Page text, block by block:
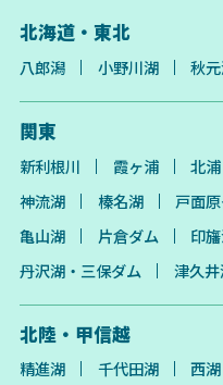
北海道・東北
八郎潟 小野川湖 秋
関東
新利根川 霞ヶ浦 北浦
神流湖
榛名湖 戸面
亀山湖
片倉ダム 印
丹沢湖・三保ダム
津久
北陸・甲信越
精進湖 千代田湖 西湖